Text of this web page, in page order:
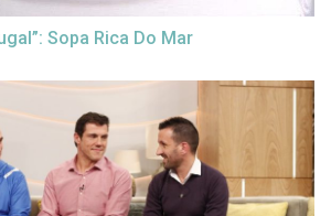
Sopa Rica Do Mar